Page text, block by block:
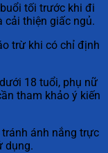
tối trước khi đi
cải thiện giấc ngủ.
trừ khi có chỉ định
18 tuổi, phụ nữ
tham khảo ý kiến
ánh nắng trực
dụng.